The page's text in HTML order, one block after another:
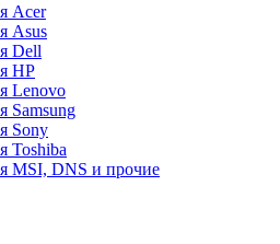
Acer
Asus
Dell
HP
Lenovo
Samsung
Sony
Toshiba
MSI, DNS и прочие